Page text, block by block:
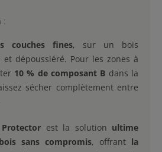
:
couches fines, sur un bois
dépoussiéré. Pour les zones à
10 % de composant B dans la
sécher complètement entre
est la solution ultime
sans compromis, offrant la